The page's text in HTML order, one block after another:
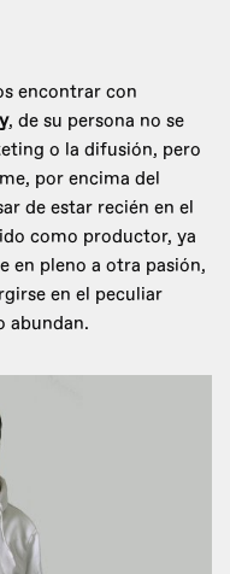
encontrar con
, de su persona no se
o la difusión, pero
por encima del
de estar recién en el
como productor, ya
en pleno a otra pasión,
en el peculiar
abundan.